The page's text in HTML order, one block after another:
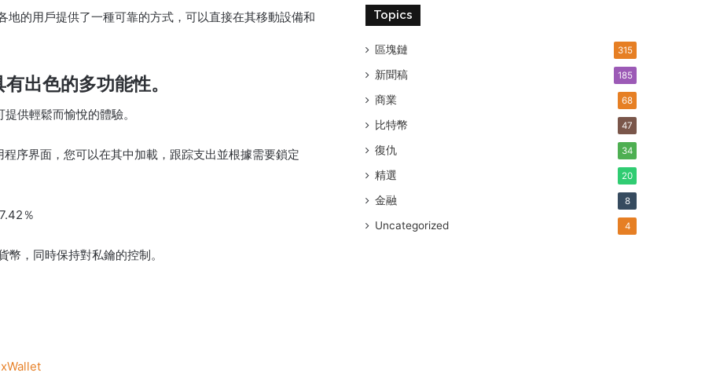
的用戶提供了一種可靠的方式，可以直接在其移動設備和
出色的多功能性。
供輕鬆而愉悅的體驗。
序界面，您可以在其中加載，跟踪支出並根據需要鎖定
％
，同時保持對私鑰的控制。
Topics
區塊鏈 315
新聞稿 185
商業 68
比特幣 47
復仇 34
精選 20
金融 8
Uncategorized 4